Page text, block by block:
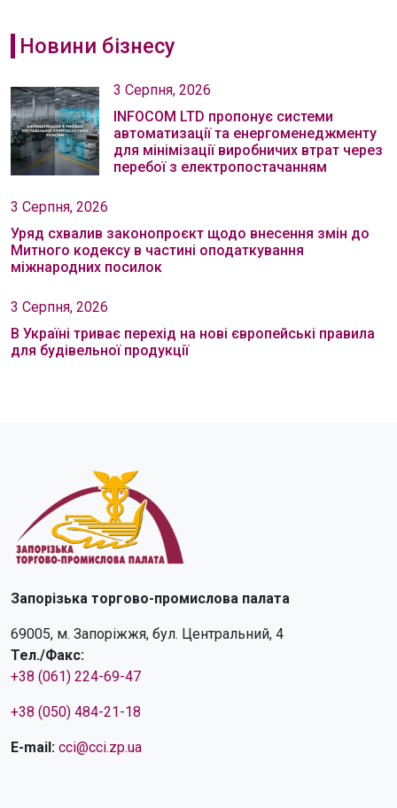
Новини бізнесу
3 Серпня, 2026
INFOCOM LTD пропонує системи
автоматизації та енергоменеджменту
для мінімізації виробничих втрат через
перебої з електропостачанням
3 Серпня, 2026
Уряд схвалив законопроєкт щодо внесення змін до
Митного кодексу в частині оподаткування
міжнародних посилок
3 Серпня, 2026
В Україні триває перехід на нові європейські правила
для будівельної продукції
Запорізька торгово-промислова палата
69005, м. Запоріжжя, бул. Центральний, 4
Тел./Факс:
+38 (061) 224-69-47
+38 (050) 484-21-18
E-mail: cci@cci.zp.ua